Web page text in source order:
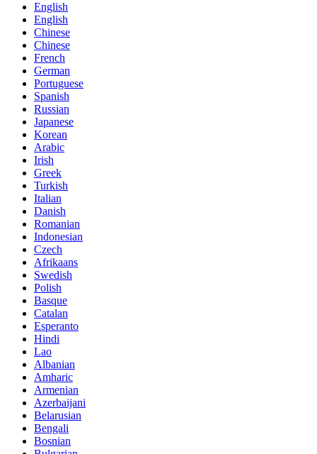
English
English
Chinese
Chinese
French
German
Portuguese
Spanish
Russian
Japanese
Korean
Arabic
Irish
Greek
Turkish
Italian
Danish
Romanian
Indonesian
Czech
Afrikaans
Swedish
Polish
Basque
Catalan
Esperanto
Hindi
Lao
Albanian
Amharic
Armenian
Azerbaijani
Belarusian
Bengali
Bosnian